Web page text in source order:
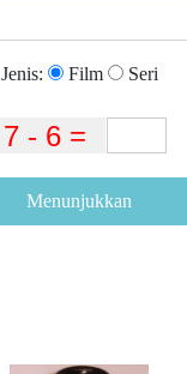
Jenis: Film Seri
Menunjukkan